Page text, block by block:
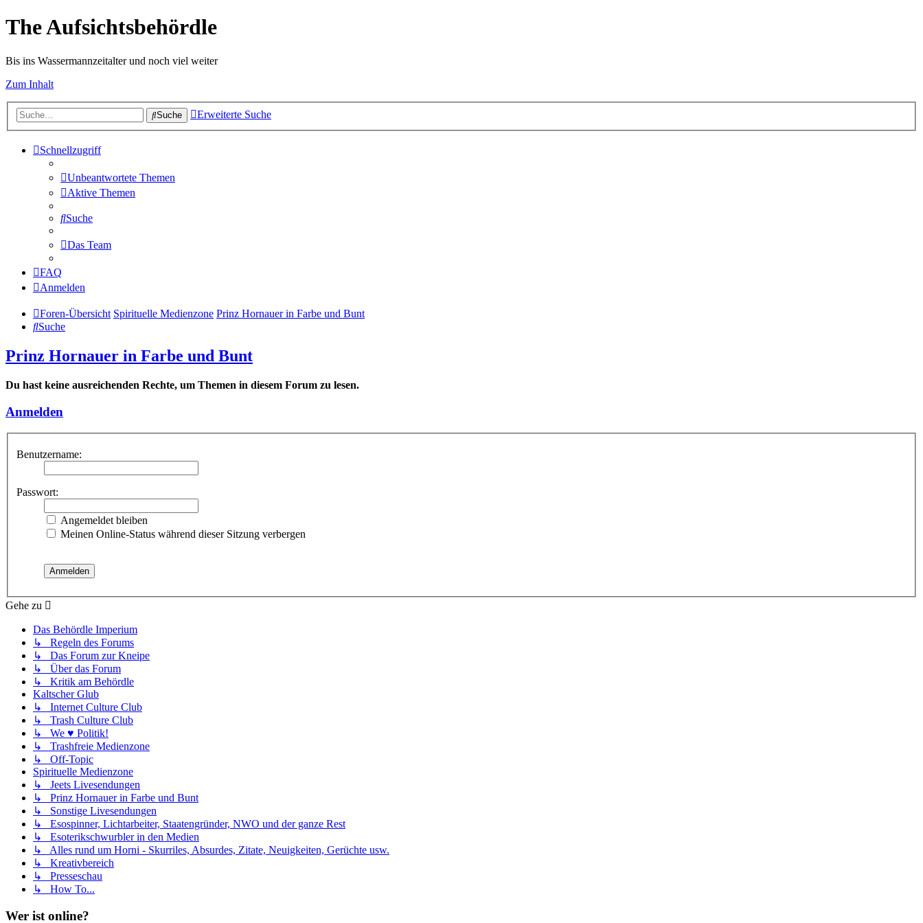
The Aufsichtsbehördle
Bis ins Wassermannzeitalter und noch viel weiter
Zum Inhalt
Suche Erweiterte Suche
Schnellzugriff
Unbeantwortete Themen
Aktive Themen
Suche
Das Team
FAQ
Anmelden
Foren-Übersicht Spirituelle Medienzone Prinz Hornauer in Farbe und Bunt
Suche
Prinz Hornauer in Farbe und Bunt
Du hast keine ausreichenden Rechte, um Themen in diesem Forum zu lesen.
Anmelden
Benutzername:
Passwort:
Angemeldet bleiben
Meinen Online-Status während dieser Sitzung verbergen
Gehe zu
Das Behördle Imperium
↳ Regeln des Forums
↳ Das Forum zur Kneipe
↳ Über das Forum
↳ Kritik am Behördle
Kaltscher Glub
↳ Internet Culture Club
↳ Trash Culture Club
↳ We ♥ Politik!
↳ Trashfreie Medienzone
↳ Off-Topic
Spirituelle Medienzone
↳ Jeets Livesendungen
↳ Prinz Hornauer in Farbe und Bunt
↳ Sonstige Livesendungen
↳ Esospinner, Lichtarbeiter, Staatengründer, NWO und der ganze Rest
↳ Esoterikschwurbler in den Medien
↳ Alles rund um Horni - Skurriles, Absurdes, Zitate, Neuigkeiten, Gerüchte usw.
↳ Kreativbereich
↳ Presseschau
↳ How To...
Wer ist online?